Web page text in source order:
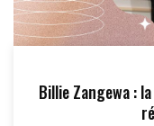
Billie Zangewa :